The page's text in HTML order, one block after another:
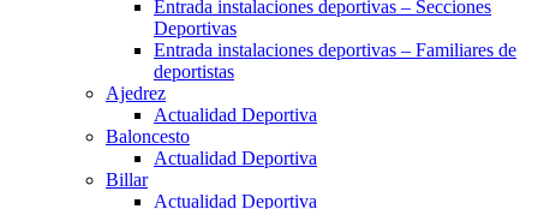
Entrada instalaciones deportivas – Secciones
Deportivas
Entrada instalaciones deportivas – Familiares de
deportistas
Ajedrez
Actualidad Deportiva
Baloncesto
Actualidad Deportiva
Billar
Actualidad Deportiva